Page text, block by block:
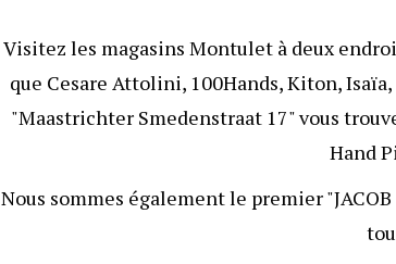
Visitez les magasins Montulet à deux
que Cesare Attolini, 100Hands,Kiton,Isaïa
"Maastrichter Smedenstraat 17" vous
Hand
Nous sommes également le premier